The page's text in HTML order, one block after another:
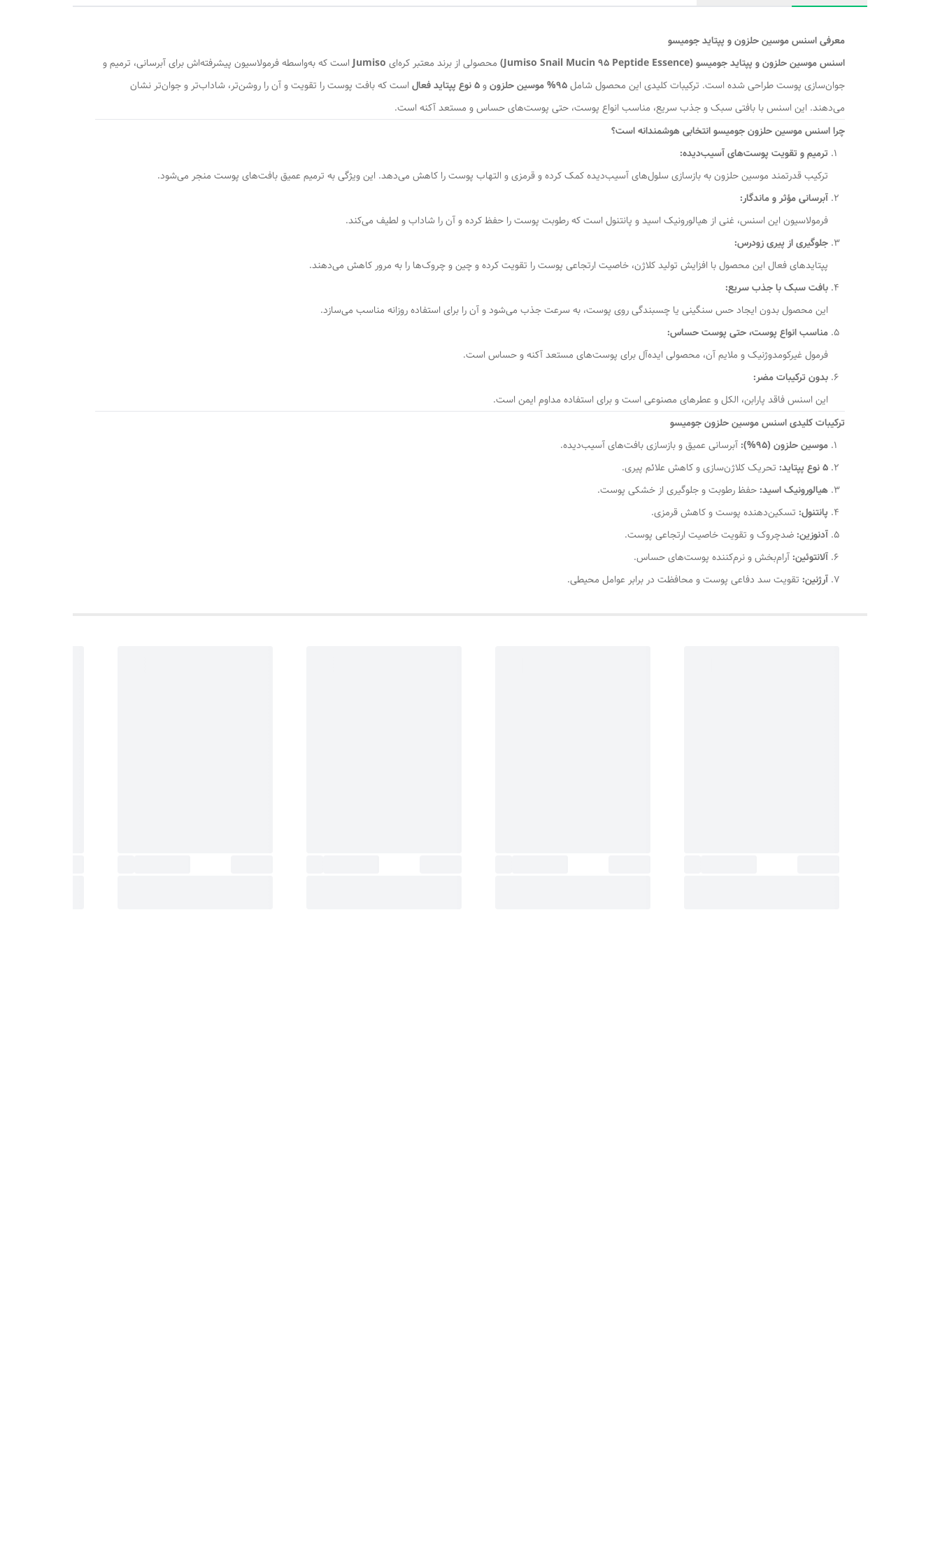
معرفی اسنس موسین حلزون و پپتاید جومیسو
اسنس موسین حلزون و پپتاید جومیسو (Jumiso Snail Mucin 95 Peptide Essence)
محصولی از برند معتبر کره‌ای Jumisoاست که به‌واسطه فرمولاسیون پیشرفته‌اش برای آبرسانی، ترمیم و
جوان‌سازی پوست طراحی شده است. ترکیبات کلیدی این محصول شامل95% موسین حلزون و5 نوع پپتاید فعال
است که بافت پوست را تقویت و آن را روشن‌تر، شاداب‌تر و جوان‌تر نشان
می‌دهند. این اسنس با بافتی سبک و جذب سریع، مناسب انواع پوست، حتی پوست‌های حساس و مستعد آکنه است.
چرا اسنس موسین حلزون جومیسو انتخابی هوشمندانه است؟
ترمیم و تقویت پوست‌های آسیب‌دیده:
ترکیب قدرتمند موسین حلزون به بازسازی سلول‌های آسیب‌دیده کمک کرده و قرمزی و التهاب پوست را کاهش می‌دهد. این ویژگی به ترمیم عمیق بافت‌های پوست منجر می‌شود.
آبرسانی مؤثر و ماندگار:
فرمولاسیون این اسنس، غنی از هیالورونیک اسید و پانتنول است که رطوبت پوست را حفظ کرده و آن را شاداب و لطیف می‌کند.
جلوگیری از پیری زودرس:
پپتایدهای فعال این محصول با افزایش تولید کلاژن، خاصیت ارتجاعی پوست را تقویت کرده و چین و چروک‌ها را به مرور کاهش می‌دهند.
بافت سبک با جذب سریع:
این محصول بدون ایجاد حس سنگینی یا چسبندگی روی پوست، به سرعت جذب می‌شود و آن را برای استفاده روزانه مناسب می‌سازد.
مناسب انواع پوست، حتی پوست حساس:
فرمول غیرکومدوژنیک و ملایم آن، محصولی ایده‌آل برای پوست‌های مستعد آکنه و حساس است.
بدون ترکیبات مضر:
این اسنس فاقد پارابن، الکل و عطرهای مصنوعی است و برای استفاده مداوم ایمن است.
ترکیبات کلیدی اسنس موسین حلزون جومیسو
موسین حلزون (95%):
آبرسانی عمیق و بازسازی بافت‌های آسیب‌دیده.
5 نوع پپتاید:
تحریک کلاژن‌سازی و کاهش علائم پیری.
هیالورونیک اسید:حفظ رطوبت و جلوگیری از خشکی پوست.
پانتنول: تسکین‌دهنده پوست و کاهش قرمزی.
آدنوزین:ضدچروک و تقویت خاصیت ارتجاعی پوست.
آلانتوئین:آرام‌بخش و نرم‌کننده پوست‌های حساس.
آرژنین: تقویت سد دفاعی پوست و محافظت در برابر عوامل محیطی.